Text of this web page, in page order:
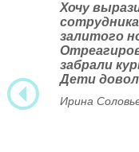
Хочу
залитого
забрали
Дети
Ирина